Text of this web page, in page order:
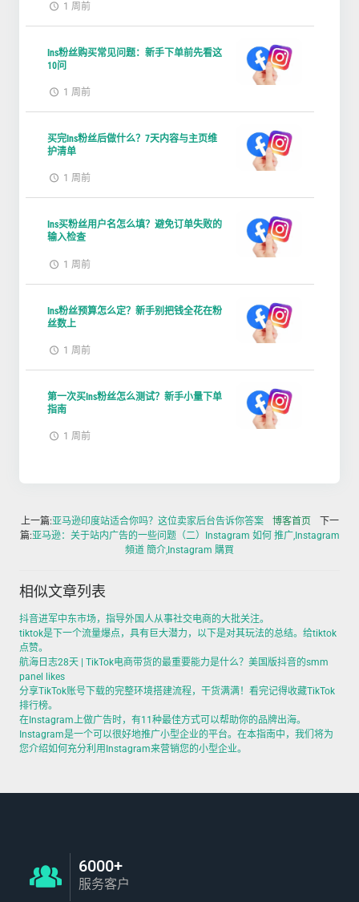
1 周前
Ins粉丝购买常见问题：新手下单前先看这
10问
1 周前
买完Ins粉丝后做什么？7天内容与主页维
护清单
1 周前
Ins买粉丝用户名怎么填？避免订单失败的
输入检查
1 周前
Ins粉丝预算怎么定？新手别把钱全花在粉
丝数上
1 周前
第一次买Ins粉丝怎么测试？新手小量下单
指南
1 周前
上一篇:亚马逊印度站适合你吗？这位卖家后台告诉你答案 博客首页
下一
篇:亚马逊：关于站内广告的一些问题（二）Instagram 如何 推广,Instagram
頻道 簡介,Instagram 購買
相似文章列表
抖音进军中东市场，指导外国人从事社交电商的大批关注。
tiktok是下一个流量爆点，具有巨大潜力，以下是对其玩法的总结。给tiktok
点赞。
航海日志28天 | TikTok电商带货的最重要能力是什么？美国版抖音的smm
panel likes
分享TikTok账号下载的完整环境搭建流程，干货满满！看完记得收藏TikTok
排行榜。
在Instagram上做广告时，有11种最佳方式可以帮助你的品牌出海。
Instagram是一个可以很好地推广小型企业的平台。在本指南中，我们将为
您介绍如何充分利用Instagram来营销您的小型企业。
6000+
服务客户